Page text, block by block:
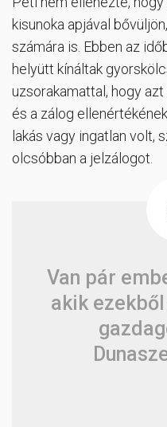
kisunoka apjával
számára is. Ebben az
helyütt kínáltak
uzsorakamattal, hogy
és a zálog
lakás vagy ingatlan volt,
olcsóbban a jelzálogot.
Van pár
akik